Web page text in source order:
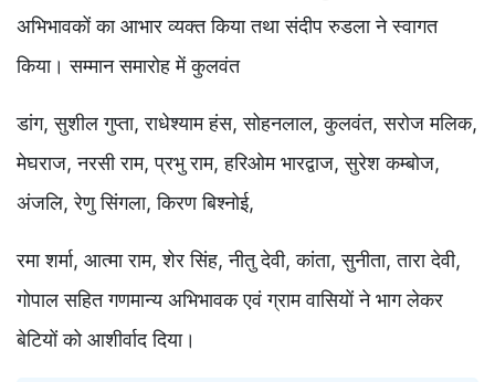
अभिभावकों का आभार व्यक्त किया तथा संदीप रुडला ने स्वागत
किया। सम्मान समारोह में कुलवंत
डांग, सुशील गुप्ता, राधेश्याम हंस, सोहनलाल, कुलवंत, सरोज मलिक,
मेघराज, नरसी राम, प्रभु राम, हरिओम भारद्वाज, सुरेश कम्बोज,
अंजलि, रेणु सिंगला, किरण बिश्नोई,
रमा शर्मा, आत्मा राम, शेर सिंह, नीतु देवी, कांता, सुनीता, तारा देवी,
गोपाल सहित गणमान्य अभिभावक एवं ग्राम वासियों ने भाग लेकर
बेटियों को आशीर्वाद दिया।